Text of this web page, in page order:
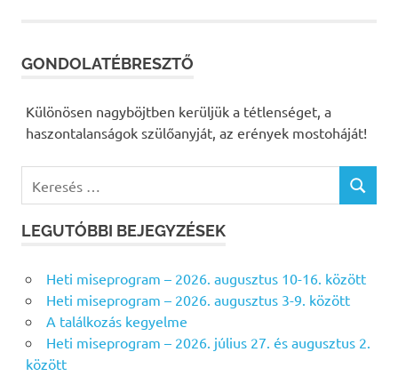
GONDOLATÉBRESZTŐ
Különösen nagyböjtben kerüljük a tétlenséget, a
haszontalanságok szülőanyját, az erények mostoháját!
e
é
s
f
o
K
É
LEGUTÓBBI BEJEGYZÉSEK
Heti miseprogram – 2026. augusztus 10-16. között
Heti miseprogram – 2026. augusztus 3-9. között
A találkozás kegyelme
Heti miseprogram – 2026. július 27. és augusztus 2.
között